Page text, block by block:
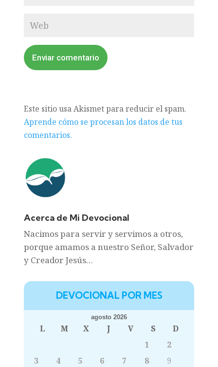
Enviar comentario
Este sitio usa Akismet para reducir el spam.
Aprende cómo se procesan los datos de tus
comentarios.
Acerca de Mi Devocional
Nacimos para servir y servimos a otros,
porque amamos a nuestro Señor, Salvador
y Creador Jesús…
DEVOCIONAL POR MES
agosto 2026
L M X J V S
D
1
2
3
4 5 6 7 8
9